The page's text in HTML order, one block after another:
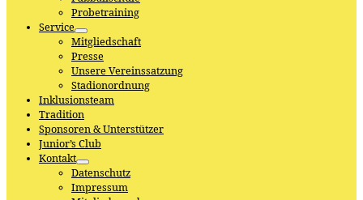
Probetraining
Service
Mitgliedschaft
Presse
Unsere Vereinssatzung
Stadionordnung
Inklusionsteam
Tradition
Sponsoren & Unterstützer
Junior’s Club
Kontakt
Datenschutz
Impressum